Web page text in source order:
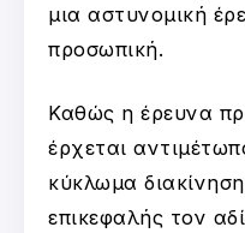
μια αστυνομική
προσωπική.
Καθώς η έρευνα
έρχεται
κύκλωμα
επικεφαλής τον